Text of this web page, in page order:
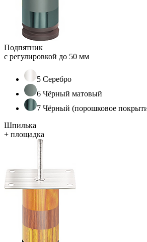
Подпятник
с регулировкой до 50 мм
5 Серебро
6 Чёрный матовый
7 Чёрный (порошковое
Шпилька
+ площадка